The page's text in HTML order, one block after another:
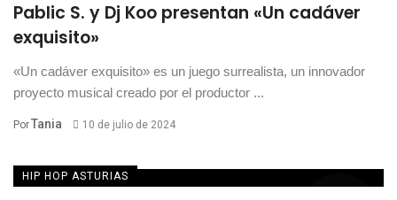
Pablic S. y Dj Koo presentan «Un cadáver
exquisito»
«Un cadáver exquisito» es un juego surrealista, un innovador
proyecto musical creado por el productor ...
PorTania 10 de julio de 2024
HIP HOP ASTURIAS